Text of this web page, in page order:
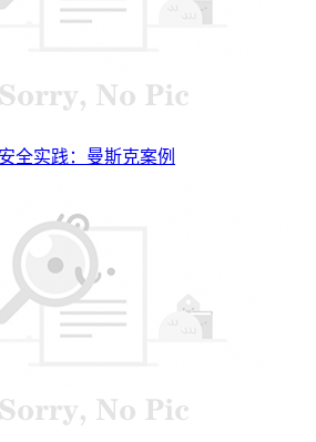
全实践：曼斯克案例